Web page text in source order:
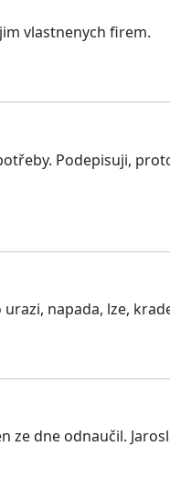
vlastnenych firem.
Podepisuji,
napada, lze,
ze dne odnaučil.